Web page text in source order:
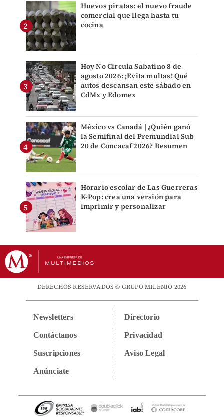
Huevos piratas: el nuevo fraude
comercial que llega hasta tu
cocina
Hoy No Circula Sabatino 8 de
agosto 2026: ¡Evita multas! Qué
autos descansan este sábado en
CdMx y Edomex
México vs Canadá | ¿Quién ganó
la Semifinal del Premundial Sub
20 de Concacaf 2026? Resumen
Horario escolar de Las Guerreras
K-Pop: crea una versión para
imprimir y personalizar
DERECHOS RESERVADOS © GRUPO MILENIO 2026
Newsletters
Contáctanos
Suscripciones
Anúnciate
Directorio
Privacidad
Aviso Legal